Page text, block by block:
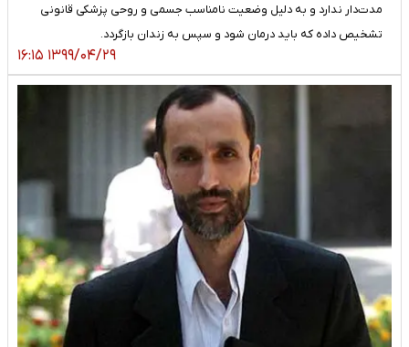
مدت‌دار ندارد و به دلیل وضعیت نامناسب جسمی و روحی پزشکی قانونی
تشخیص داده که باید درمان شود و سپس به زندان بازگردد.
۱۳۹۹/۰۴/۲۹ ۱۶:۱۵